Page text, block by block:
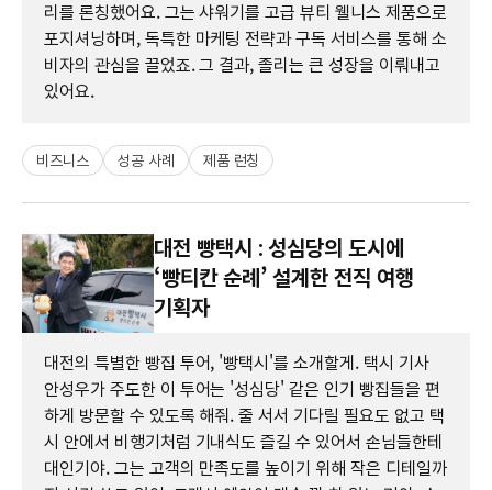
리를 론칭했어요. 그는 샤워기를 고급 뷰티 웰니스 제품으로
포지셔닝하며, 독특한 마케팅 전략과 구독 서비스를 통해 소
비자의 관심을 끌었죠. 그 결과, 졸리는 큰 성장을 이뤄내고
있어요.
비즈니스 성공 사례 제품 런칭
대전 빵택시 : 성심당의 도시에
‘빵티칸 순례’ 설계한 전직 여행
기획자
대전의 특별한 빵집 투어, '빵택시'를 소개할게. 택시 기사
안성우가 주도한 이 투어는 '성심당' 같은 인기 빵집들을 편
하게 방문할 수 있도록 해줘. 줄 서서 기다릴 필요도 없고 택
시 안에서 비행기처럼 기내식도 즐길 수 있어서 손님들한테
대인기야. 그는 고객의 만족도를 높이기 위해 작은 디테일까